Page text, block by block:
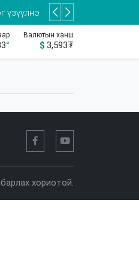
үзүүлнэ
°
Валютын ханш
$ 3,593₮
хориотой.